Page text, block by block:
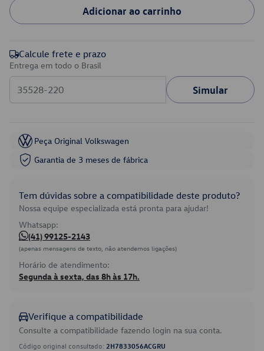
Adicionar ao carrinho
Calcule frete e prazo
Entrega em todo o Brasil
Simular
Peça Original Volkswagen
Garantia de 3 meses de fábrica
Tem dúvidas sobre a compatibilidade deste produto?
Nossa equipe especializada está pronta para ajudar!
Whatsapp:
(41) 99125-2143
(apenas mensagens de texto, não atendemos ligações)
Horário de atendimento:
Segunda à sexta, das 8h às 17h.
Verifique a compatibilidade
Consulte a compatibilidade fazendo login na sua conta.
Código original consultado: 2H7833056ACGRU